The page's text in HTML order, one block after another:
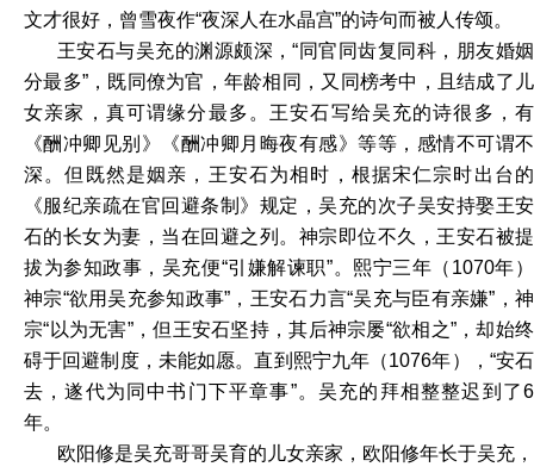
文才很好，曾雪夜作“夜深人在水晶宫”的诗句而被人传颂。
王安石与吴充的渊源颇深，“同官同齿复同科，朋友婚姻
分最多”，既同僚为官，年龄相同，又同榜考中，且结成了儿
女亲家，真可谓缘分最多。王安石写给吴充的诗很多，有
《酬冲卿见别》《酬冲卿月晦夜有感》等等，感情不可谓不
深。但既然是姻亲，王安石为相时，根据宋仁宗时出台的
《服纪亲疏在官回避条制》规定，吴充的次子吴安持娶王安
石的长女为妻，当在回避之列。神宗即位不久，王安石被提
拔为参知政事，吴充便“引嫌解谏职”。熙宁三年（1070年）
神宗“欲用吴充参知政事”，王安石力言“吴充与臣有亲嫌”，神
宗“以为无害”，但王安石坚持，其后神宗屡“欲相之”，却始终
碍于回避制度，未能如愿。直到熙宁九年（1076年），“安石
去，遂代为同中书门下平章事”。吴充的拜相整整迟到了6
年。
欧阳修是吴充哥哥吴育的儿女亲家，欧阳修年长于吴充，